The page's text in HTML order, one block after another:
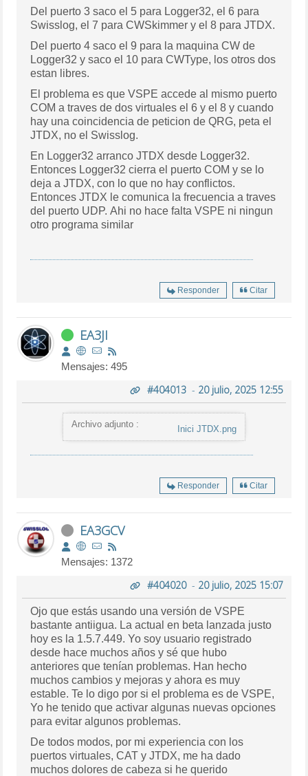
Del puerto 3 saco el 5 para Logger32, el 6 para
Swisslog, el 7 para CWSkimmer y el 8 para JTDX.
Del puerto 4 saco el 9 para la maquina CW de
Logger32 y saco el 10 para CWType, los otros dos
estan libres.
El problema es que VSPE accede al mismo puerto
COM a traves de dos virtuales el 6 y el 8 y cuando
hay una coincidencia de peticion de QRG, peta el
JTDX, no el Swisslog.
En Logger32 arranco JTDX desde Logger32.
Entonces Logger32 cierra el puerto COM y se lo
deja a JTDX, con lo que no hay conflictos.
Entonces JTDX le comunica la frecuencia a traves
del puerto UDP. Ahi no hace falta VSPE ni ningun
otro programa similar
Responder Citar
EA3JI
Mensajes: 495
#404013- 20 julio, 2025 12:55
Archivo adjunto : Inici JTDX.png
Responder Citar
EA3GCV
Mensajes: 1372
#404020- 20 julio, 2025 15:07
Ojo que estás usando una versión de VSPE
bastante antiigua. La actual en beta lanzada justo
hoy es la 1.5.7.449. Yo soy usuario registrado
desde hace muchos años y sé que hubo
anteriores que tenían problemas. Han hecho
muchos cambios y mejoras y ahora es muy
estable. Te lo digo por si el problema es de VSPE,
Yo he tenido que activar algunas nuevas opciones
para evitar algunos problemas.
De todos modos, por mi experiencia con los
puertos virtuales, CAT y JTDX, me ha dado
muchos dolores de cabeza si he querido